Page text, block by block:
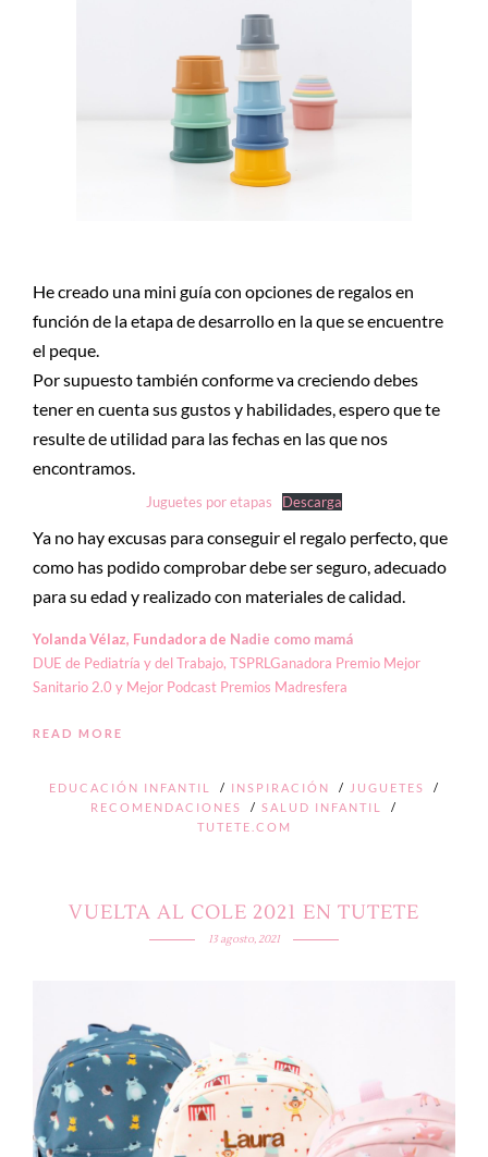
He creado una mini guía con opciones de regalos en
función de la etapa de desarrollo en la que se encuentre
el peque.
Por supuesto también conforme va creciendo debes
tener en cuenta sus gustos y habilidades, espero que te
resulte de utilidad para las fechas en las que nos
encontramos.
Juguetes por etapas Descarga
Ya no hay excusas para conseguir el regalo perfecto, que
como has podido comprobar debe ser seguro, adecuado
para su edad y realizado con materiales de calidad.
Yolanda Vélaz, Fundadora de Nadie como mamá
DUE de Pediatría y del Trabajo, TSPRLGanadora Premio Mejor
Sanitario 2.0 y Mejor Podcast Premios Madresfera
READ MORE
EDUCACIÓN INFANTIL / INSPIRACIÓN / JUGUETES
/
RECOMENDACIONES
/ SALUD INFANTIL
/
TUTETE.COM
VUELTA AL COLE 2021 EN TUTETE
13 agosto, 2021